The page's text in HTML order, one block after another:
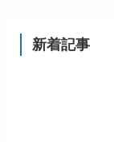
新着記事